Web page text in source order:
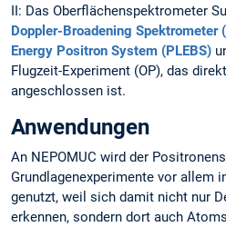
II: Das Oberflächenspektrometer
Doppler-Broadening Spektrometer
Energy Positron System (PLEBS)
Flugzeit-Experiment (OP), das
angeschlossen ist.
Anwendungen
An NEPOMUC wird der
Grundlagenexperimente vor allem
genutzt, weil sich damit nicht nur
erkennen, sondern dort auch